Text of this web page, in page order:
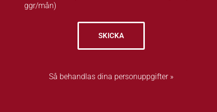
ggr/mån)
SKICKA
Så behandlas dina personuppgifter »